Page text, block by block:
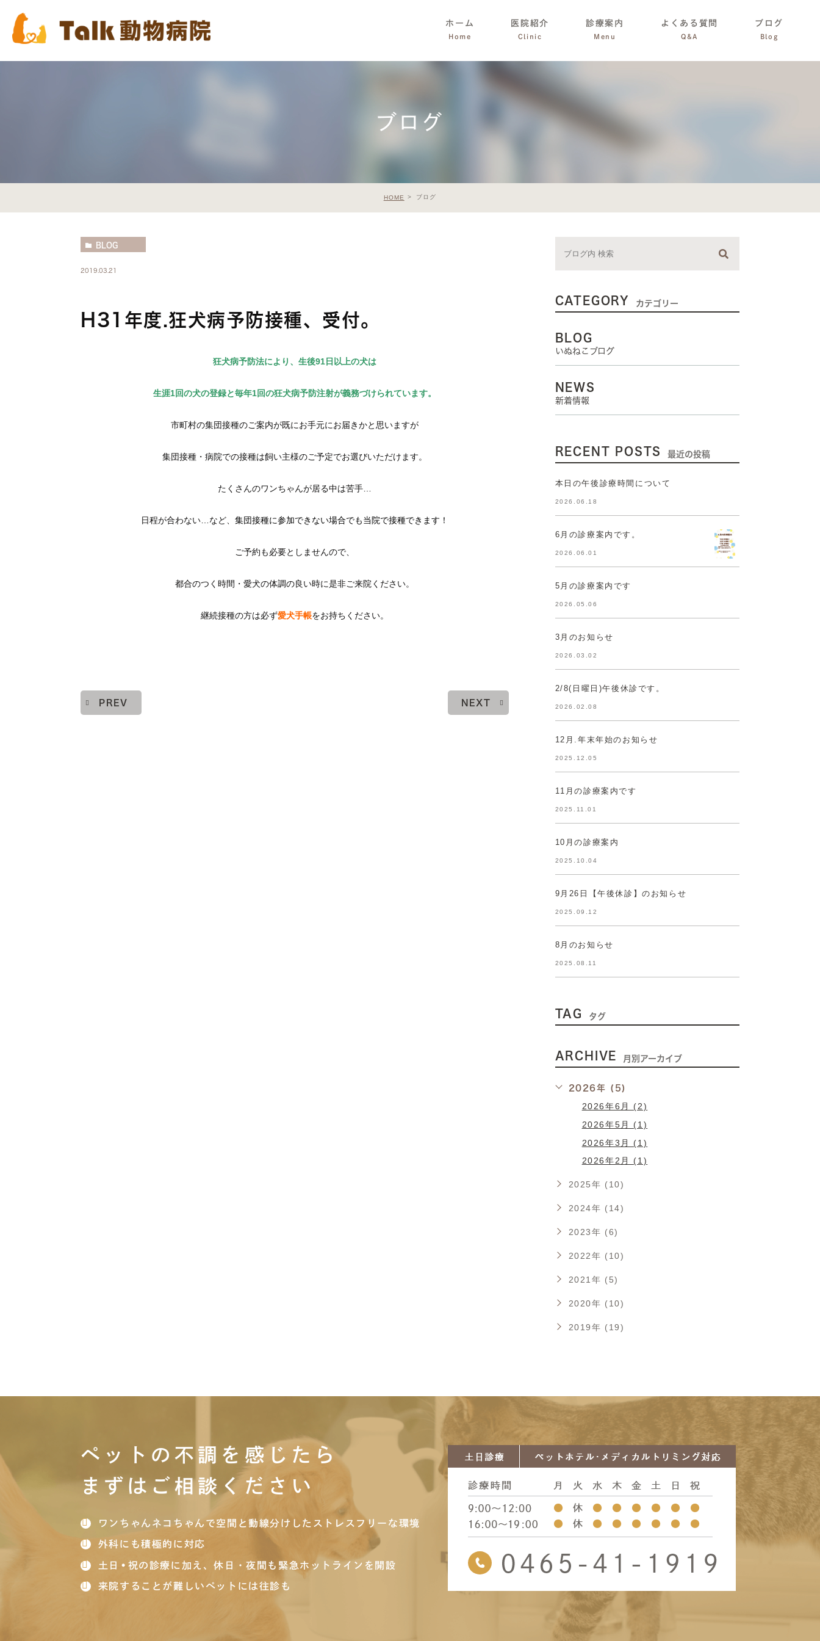
ホーム
Home
医院紹介
Clinic
診療案内
Menu
よくある質問
Q&A
ブログ
Blog
ブログ
HOME ブログ
BLOG
2019.03.21
H31年度.狂犬病予防接種、受付。
狂犬病予防法により、生後91日以上の犬は
生涯1回の犬の登録と毎年1回の狂犬病予防注射が義務づけられています。
市町村の集団接種のご案内が既にお手元にお届きかと思いますが
集団接種・病院での接種は飼い主様のご予定でお選びいただけます。
たくさんのワンちゃんが居る中は苦手…
日程が合わない…など、 集団接種に参加できない場合でも当院で接種できます！
ご予約も必要としませんので、
都合のつく時間・愛犬の体調の良い時に是非ご来院ください。
継続接種の方は必ず愛犬手帳をお持ちください。
PREV NEXT
CATEGORY カテゴリー
BLOG
いぬねこブログ
NEWS
新着情報
RECENT POSTS 最近の投稿
本日の午後診療時間について
2026.06.18
6月の診療案内です。
2026.06.01
5月の診療案内です
2026.05.06
3月のお知らせ
2026.03.02
2/8(日曜日)午後休診です。
2026.02.08
12月.年末年始のお知らせ
2025.12.05
11月の診療案内です
2025.11.01
10月の診療案内
2025.10.04
9月26日【午後休診】のお知らせ
2025.09.12
8月のお知らせ
2025.08.11
TAG タグ
ARCHIVE 月別アーカイブ
2026年 (5)
2026年6月 (2)
2026年5月 (1)
2026年3月 (1)
2026年2月 (1)
2025年 (10)
2024年 (14)
2023年 (6)
2022年 (10)
2021年 (5)
2020年 (10)
2019年 (19)
ペットの不調を感じたら
まずはご相談ください
ワンちゃんネコちゃんで空間と動線分けしたストレスフリーな環境
外科にも積極的に対応
土日•祝の診療に加え、休日・夜間も緊急ホットラインを開設
来院することが難しいペットには往診も